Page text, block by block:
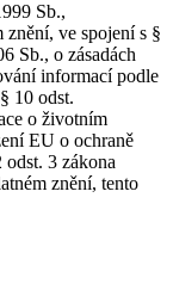
Sb.,
ve spojení s §
Sb., o zásadách
informací podle
10 odst.
o životním
EU o ochraně
3 zákona
znění, tento